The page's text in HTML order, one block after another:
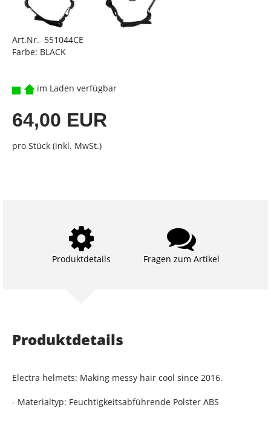
Art.Nr. 551044CE
Farbe: BLACK
im Laden verfügbar
64,00 EUR
pro Stück (inkl. MwSt.)
Produktdetails Fragen zum Artikel
Produktdetails
Electra helmets: Making messy hair cool since 2016.
- Materialtyp: Feuchtigkeitsabführende Polster ABS